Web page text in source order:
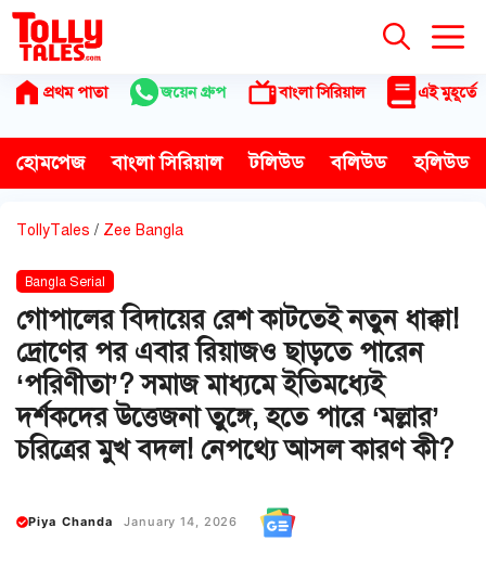
Skip
content
প্রথম পাতা জয়েন গ্রুপ বাংলা সিরিয়াল এই মুহূর্তে
হোমপেজ বাংলা সিরিয়াল টলিউড বলিউড হলিউড
TollyTales / Zee Bangla
Bangla Serial
গোপালের বিদায়ের রেশ কাটতেই নতুন ধাক্কা!
দ্রোণের পর এবার রিয়াজও ছাড়তে পারেন
‘পরিণীতা’? সমাজ মাধ্যমে ইতিমধ্যেই
দর্শকদের উত্তেজনা তুঙ্গে, হতে পারে ‘মল্লার’
চরিত্রের মুখ বদল! নেপথ্যে আসল কারণ কী?
Piya Chanda January 14, 2026